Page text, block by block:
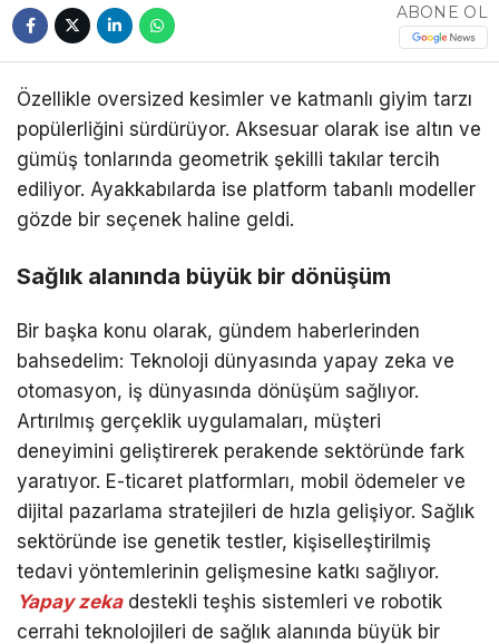
ABONE OL
Özellikle oversized kesimler ve katmanlı giyim tarzı
popülerliğini sürdürüyor. Aksesuar olarak ise altın ve
gümüş tonlarında geometrik şekilli takılar tercih
ediliyor. Ayakkabılarda ise platform tabanlı modeller
gözde bir seçenek haline geldi.
Sağlık alanında büyük bir dönüşüm
Bir başka konu olarak, gündem haberlerinden
bahsedelim: Teknoloji dünyasında yapay zeka ve
otomasyon, iş dünyasında dönüşüm sağlıyor.
Artırılmış gerçeklik uygulamaları, müşteri
deneyimini geliştirerek perakende sektöründe fark
yaratıyor. E-ticaret platformları, mobil ödemeler ve
dijital pazarlama stratejileri de hızla gelişiyor. Sağlık
sektöründe ise genetik testler, kişiselleştirilmiş
tedavi yöntemlerinin gelişmesine katkı sağlıyor.
Yapay zekadestekli teşhis sistemleri ve robotik
cerrahi teknolojileri de sağlık alanında büyük bir